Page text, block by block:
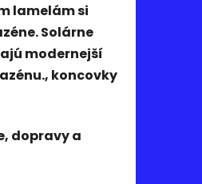
lamelám si
Solárne
modernejší
, koncovky
dopravy a